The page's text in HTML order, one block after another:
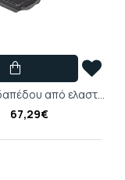
Ταπέτα δαπέδου από ελαστικό υλικό εμπρός, μαύρα - 2629705
67,29€